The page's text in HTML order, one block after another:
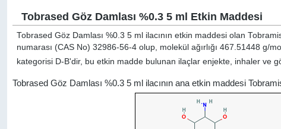
Tobrased Göz Damlası %0.3 5 ml Etkin Maddesi
Tobrased Göz Damlası %0.3 5 ml ilacının etkin maddesi olan
numarası (CAS No) 32986-56-4 olup, molekül ağırlığı 467.51448 g/
kategorisi D-B'dir, bu etkin madde bulunan ilaçlar enjekte, inhaler ve
Tobrased Göz Damlası %0.3 5 ml ilacının ana etkin maddesi